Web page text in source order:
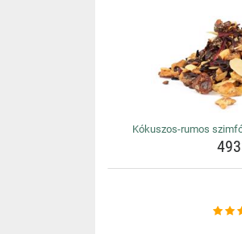
Kókuszos-rumos